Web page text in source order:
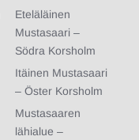
Eteläläinen
Mustasaari –
Södra Korsholm
Itäinen Mustasaari
– Öster Korsholm
Mustasaaren
lähialue –